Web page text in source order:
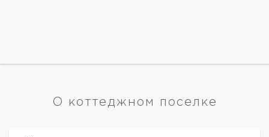
О коттеджном поселке